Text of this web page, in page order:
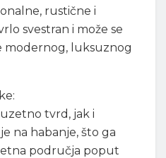
rustične i
svestran i može se
modernog, luksuznog
tvrd, jak i
na habanje, što ga
područja poput